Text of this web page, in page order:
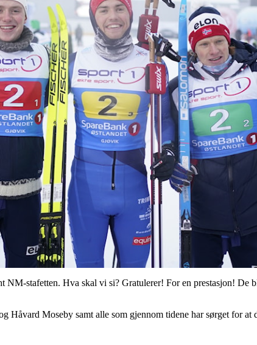
NM-stafetten. Hva skal vi si? Gratulerer! For en prestasjon! De
Moseby samt alle som gjennom tidene har sørget for at